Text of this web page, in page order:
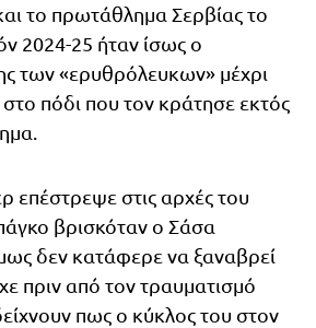
το πρωτάθλημα Σερβίας το
2024-25 ήταν ίσως ο
των «ερυθρόλευκων» μέχρι
πόδι που τον κράτησε εκτός
επέστρεψε στις αρχές του
βρισκόταν ο Σάσα
δεν κατάφερε να ξαναβρεί
πριν από τον τραυματισμό
πως ο κύκλος του στον